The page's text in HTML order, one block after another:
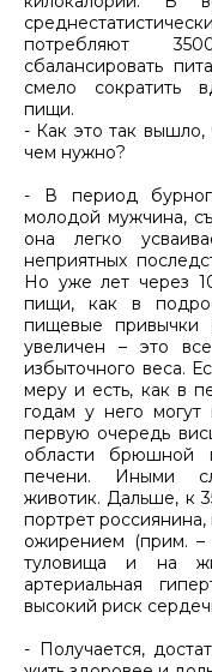
потребляют
сбалансировать
смело сократить
пищи.
- Как это так
чем нужно?
- В период
молодой мужчина,
она легко
неприятных
Но уже лет через
пищи, как в
пищевые привычки
увеличен – это
избыточного веса.
меру и есть, как в
годам у него могут
первую очередь
области брюшной
печени. Иными
животик. Дальше, к
портрет
ожирением (прим. –
туловища и на
артериальная
высокий риск
- Получается,